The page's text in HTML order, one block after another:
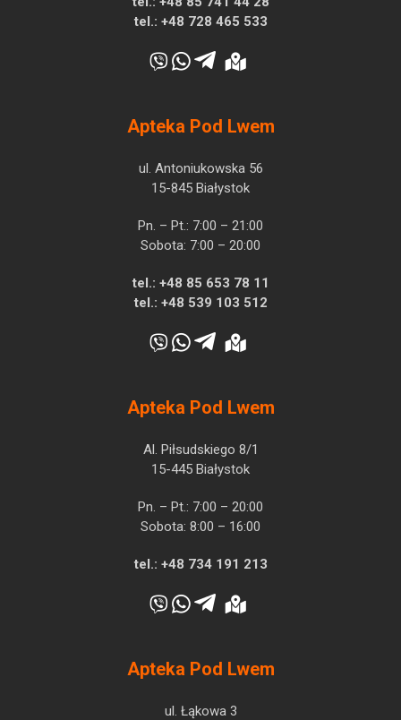
tel.: +48 728 465 533
Apteka Pod Lwem
ul. Antoniukowska 56
15-845 Białystok
Pn. – Pt.: 7:00 – 21:00
Sobota: 7:00 – 20:00
tel.: +48 85 653 78 11
tel.: +48 539 103 512
Apteka Pod Lwem
Al. Piłsudskiego 8/1
15-445 Białystok
Pn. – Pt.: 7:00 – 20:00
Sobota: 8:00 – 16:00
tel.: +48 734 191 213
Apteka Pod Lwem
ul. Łąkowa 3